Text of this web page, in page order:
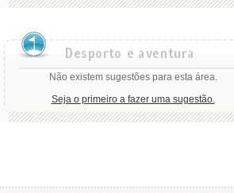
Não existem sugestões para esta área.
Seja o primeiro a fazer uma sugestão.